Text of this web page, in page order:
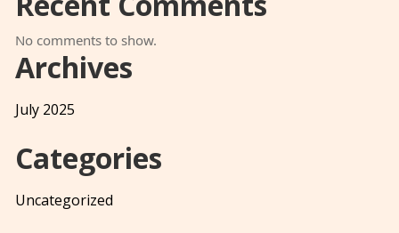
No comments to show.
Archives
July 2025
Categories
Uncategorized